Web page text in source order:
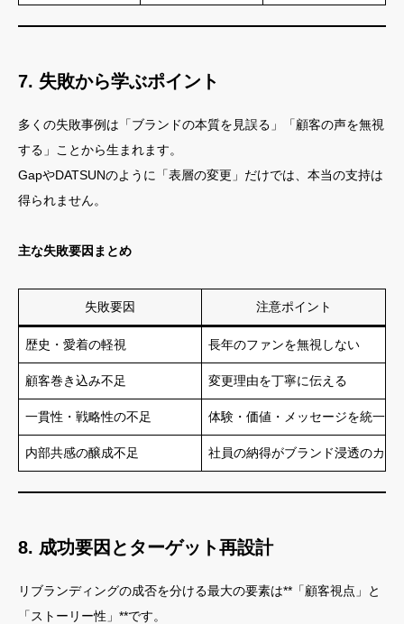
7. 失敗から学ぶポイント
多くの失敗事例は「ブランドの本質を見誤る」「顧客の声を無視
する」ことから生まれます。
GapやDATSUNのように「表層の変更」だけでは、本当の支持は
得られません。
主な失敗要因まとめ
失敗要因 注意ポイント
歴史・愛着の軽視 長年のファンを無視しない
顧客巻き込み不足 変更理由を丁寧に伝える
一貫性・戦略性の不足 体験・価値・メッセージを統一
内部共感の醸成不足 社員の納得がブランド浸透のカギ
8. 成功要因とターゲット再設計
リブランディングの成否を分ける最大の要素は**「顧客視点」と
「ストーリー性」**です。